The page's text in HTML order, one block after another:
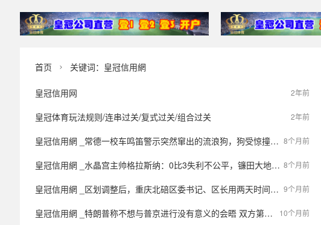
首页  关键词：皇冠信用網
2年前
皇冠信用网
2年前
皇冠体育玩法规则/连串过关/复式过关/组合过关
8个月前
皇冠信用網 _常德一校车鸣笛警示突然窜出的流浪狗，狗受惊撞伤女子，经调解校车给予人道主义赔偿
8个月前
皇冠信用網 _水晶宫主帅格拉斯纳：0比3失利不公平，镰田大地的伤势令人担忧！
9个月前
皇冠信用網 _区划调整后，重庆北碚区委书记、区长用两天时间调研新划入5镇
10个月前
皇冠信用網 _特朗普称不想与普京进行没有意义的会晤 双方第二次峰会或面临变数